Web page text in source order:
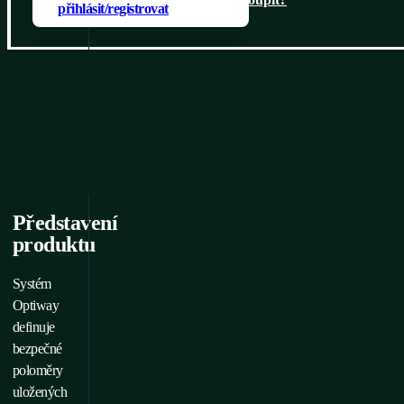
přihlásit/registrovat
Představení
produktu
Systém
Optiway
definuje
bezpečné
poloměry
uložených